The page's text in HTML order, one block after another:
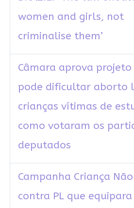
women and girls, not
criminalise them’
Câmara aprova projeto
pode dificultar aborto
crianças vítimas de
como votaram os
deputados
Campanha Criança
contra PL que